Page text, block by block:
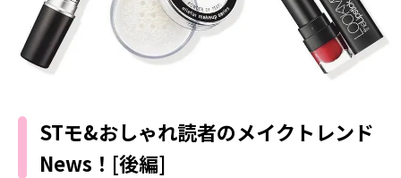
着痩せ
ベストコスメ
ヘアアレンジ・ヘアケア
スキンケア
制服コーデ
学校ヘアメイク
ENTERTAINMENT
エンタメニュース
なにわ男子
LIFESTYLE
ライフスタイルニュース
モデルの購入品
おでかけ
JK TREND
MODELS
MODEL'S BLOG
STモ&おしゃれ読者のメイクトレンド
News！[後編]